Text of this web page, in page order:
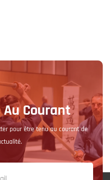
Au Courant
pour être tenu au courant de